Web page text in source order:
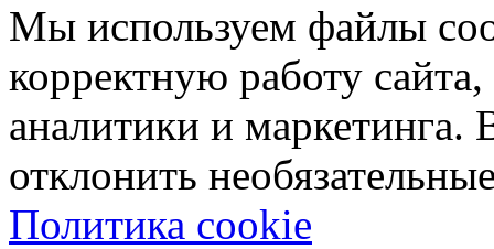
Мы используем файлы
корректную работу
аналитики и
отклонить
Политика cookie